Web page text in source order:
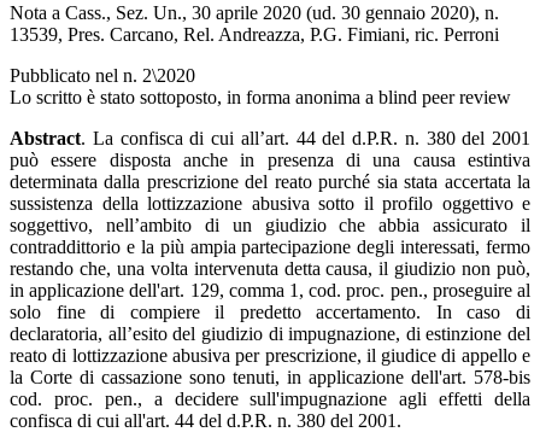
Nota a Cass., Sez. Un., 30 aprile 2020 (ud. 30 gennaio 2020), n.
13539, Pres. Carcano, Rel. Andreazza, P.G. Fimiani, ric. Perroni
Pubblicato nel n. 2\2020
Lo scritto è stato sottoposto, in forma anonima a blind peer review
Abstract. La confisca di cui all’art. 44 del d.P.R. n. 380 del 2001
può essere disposta anche in presenza di una causa estintiva
determinata dalla prescrizione del reato purché sia stata accertata la
sussistenza della lottizzazione abusiva sotto il profilo oggettivo e
soggettivo, nell’ambito di un giudizio che abbia assicurato il
contraddittorio e la più ampia partecipazione degli interessati, fermo
restando che, una volta intervenuta detta causa, il giudizio non può,
in applicazione dell'art. 129, comma 1, cod. proc. pen., proseguire al
solo fine di compiere il predetto accertamento. In caso di
declaratoria, all’esito del giudizio di impugnazione, di estinzione del
reato di lottizzazione abusiva per prescrizione, il giudice di appello e
la Corte di cassazione sono tenuti, in applicazione dell'art. 578-bis
cod. proc. pen., a decidere sull'impugnazione agli effetti della
confisca di cui all'art. 44 del d.P.R. n. 380 del 2001.